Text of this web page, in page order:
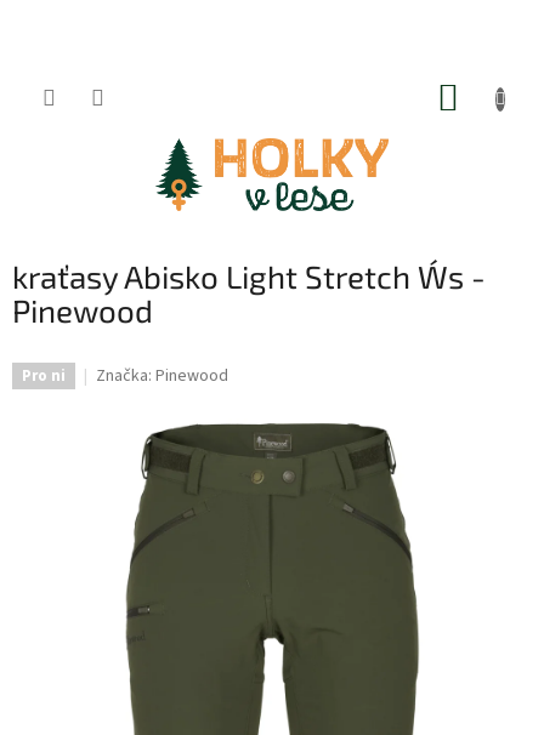
kraťasy Abisko Light Stretch W´s -
Pinewood
Pro ni Značka: Pinewood